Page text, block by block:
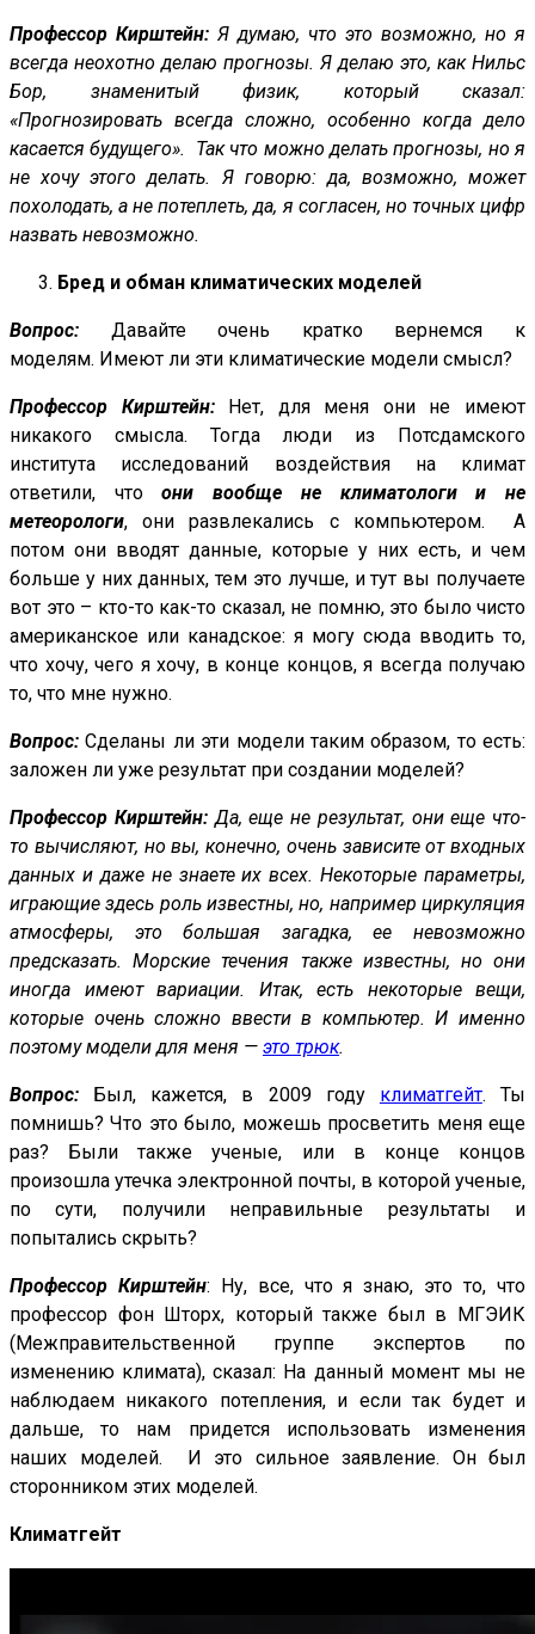
Профессор Кирштейн: Я думаю, что это возможно, но я
всегда неохотно делаю прогнозы. Я делаю это, как Нильс
Бор, знаменитый физик, который сказал:
«Прогнозировать всегда сложно, особенно когда дело
касается будущего». Так что можно делать прогнозы, но я
не хочу этого делать. Я говорю: да, возможно, может
похолодать, а не потеплеть, да, я согласен, но точных цифр
назвать невозможно.
Бред и обман климатических моделей
Вопрос: Давайте очень кратко вернемся к
моделям. Имеют ли эти климатические модели смысл?
Профессор Кирштейн:Нет, для меня они не имеют
никакого смысла. Тогда люди из Потсдамского
института исследований воздействия на климат
ответили, чтоони вообще не климатологи и не
метеорологи, они развлекались с компьютером. А
потом они вводят данные, которые у них есть, и чем
больше у них данных, тем это лучше, и тут вы получаете
вот это – кто-то как-то сказал, не помню, это было чисто
американское или канадское: я могу сюда вводить то,
что хочу, чего я хочу, в конце концов, я всегда получаю
то, что мне нужно.
Вопрос: Сделаны ли эти модели таким образом, то есть:
заложен ли уже результат при создании моделей?
Профессор Кирштейн: Да, еще не результат, они еще что-
то вычисляют, но вы, конечно, очень зависите от входных
данных и даже не знаете их всех. Некоторые параметры,
играющие здесь роль известны, но, например циркуляция
атмосферы, это большая загадка, ее невозможно
предсказать. Морские течения также известны, но они
иногда имеют вариации. Итак, есть некоторые вещи,
которые очень сложно ввести в компьютер. И именно
поэтому модели для меня — это трюк.
Вопрос: Был, кажется, в 2009 году климатгейт. Ты
помнишь? Что это было, можешь просветить меня еще
раз? Были также ученые, или в конце концов
произошла утечка электронной почты, в которой ученые,
по сути, получили неправильные результаты и
попытались скрыть?
Профессор Кирштейн: Ну, все, что я знаю, это то, что
профессор фон Шторх, который также был в МГЭИК
(Межправительственной группе экспертов по
изменению климата), сказал: На данный момент мы не
наблюдаем никакого потепления, и если так будет и
дальше, то нам придется использовать изменения
наших моделей. И это сильное заявление. Он был
сторонником этих моделей.
Климатгейт